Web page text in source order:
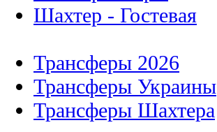
Шахтер - Гостевая
Трансферы 2026
Трансферы Украины
Трансферы Шахтера